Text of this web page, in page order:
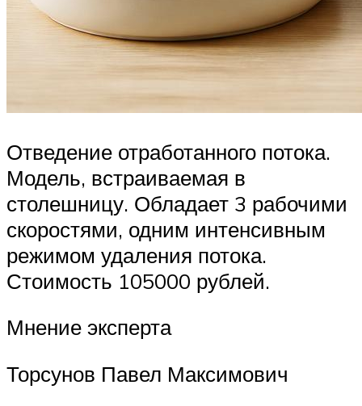
Отведение отработанного потока.
Модель, встраиваемая в
столешницу. Обладает 3 рабочими
скоростями, одним интенсивным
режимом удаления потока.
Стоимость 105000 рублей.
Мнение эксперта
Торсунов Павел Максимович